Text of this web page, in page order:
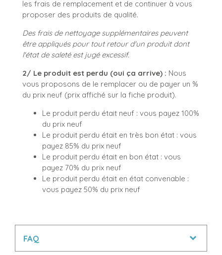
les frais de remplacement et de continuer à vous
proposer des produits de qualité.
Des frais de nettoyage supplémentaires peuvent
être appliqués pour tout retour d'un produit dont
l'état de saleté est jugé excessif.
2/ Le produit est perdu (oui ça arrive) : Nous
vous proposons de le remplacer ou de payer un %
du prix neuf (prix affiché sur la fiche produit).
Le produit perdu était neuf : vous payez 100%
du prix neuf
Le produit perdu était en très bon état : vous
payez 85% du prix neuf
Le produit perdu était en bon état : vous
payez 70% du prix neuf
Le produit perdu était en état convenable :
vous payez 50% du prix neuf
FAQ